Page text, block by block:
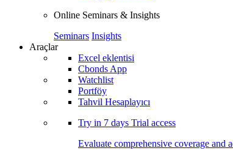
Online Seminars & Insights
Seminars Insights
Araçlar
Excel eklentisi
Cbonds App
Watchlist
Portföy
Tahvil Hesaplayıcı
Try in 7 days Trial access
Evaluate comprehensive coverage and